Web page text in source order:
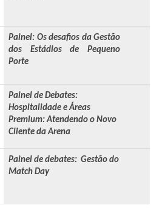
Painel: Os desafios da Gestão
dos Estádios de Pequeno
Porte
Painel de Debates:
Hospitalidade e Áreas
Premium: Atendendo o Novo
Cliente da Arena
Painel de debates: Gestão do
Match Day